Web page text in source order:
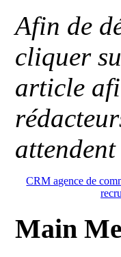
Afin de
cliquer
article
CRM agence de
Main